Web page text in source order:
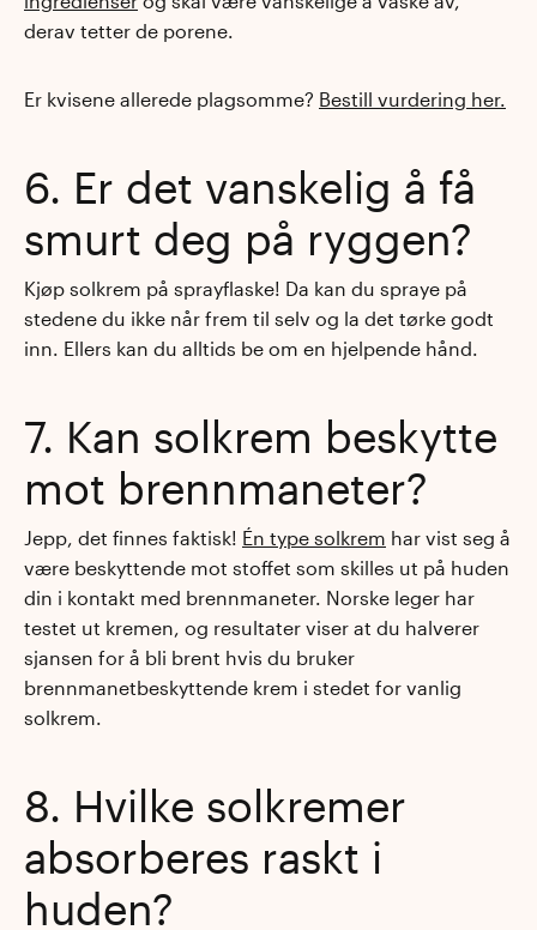
derav tetter de porene.
Er kvisene allerede plagsomme? Bestill vurdering her.
6. Er det vanskelig å få
smurt deg på ryggen?
Kjøp solkrem på sprayflaske! Da kan du spraye på
stedene du ikke når frem til selv og la det tørke godt
inn. Ellers kan du alltids be om en hjelpende hånd.
7. Kan solkrem beskytte
mot brennmaneter?
Jepp, det finnes faktisk! Én type solkrem har vist seg å
være beskyttende mot stoffet som skilles ut på huden
din i kontakt med brennmaneter. Norske leger har
testet ut kremen, og resultater viser at du halverer
sjansen for å bli brent hvis du bruker
brennmanetbeskyttende krem i stedet for vanlig
solkrem.
8. Hvilke solkremer
absorberes raskt i
huden?